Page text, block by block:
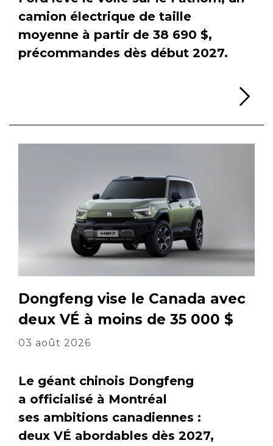
camion électrique de taille
moyenne à partir de 38 690 $,
précommandes dès début 2027.
Dongfeng vise le Canada avec
deux VÉ à moins de 35 000 $
03 août 2026
Le géant chinois Dongfeng
a officialisé à Montréal
ses ambitions canadiennes :
deux VÉ abordables dès 2027,